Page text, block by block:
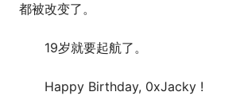
都被改变了。
19岁就要起航了。
Happy Birthday, 0xJacky !